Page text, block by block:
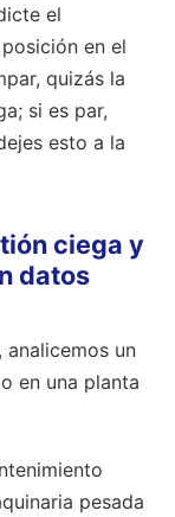
el
en el
quizás la
si es par,
esto a la
ciega y
datos
un
en una planta
pesada